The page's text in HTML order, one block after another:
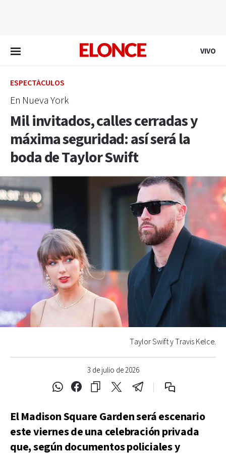
VIVO
ESPECTÁCULOS
En Nueva York
Mil invitados, calles cerradas y
máxima seguridad: así será la
boda de Taylor Swift
3 de julio de 2026
Taylor Swift y Travis Kelce.
El Madison Square Garden será escenario
este viernes de una celebración privada
que, según documentos policiales y